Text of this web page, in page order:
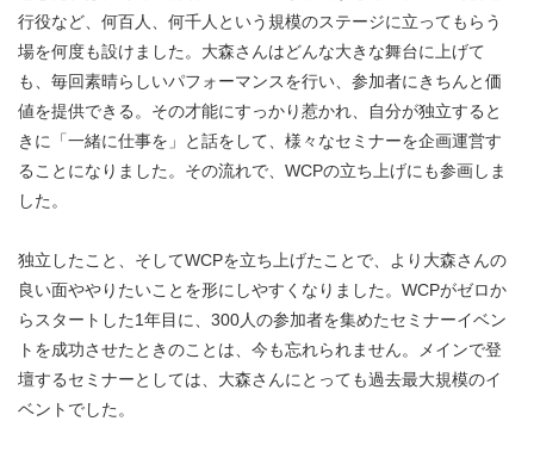
行役など、何百人、何千人という規模のステージに立ってもらう
場を何度も設けました。大森さんはどんな大きな舞台に上げて
も、毎回素晴らしいパフォーマンスを行い、参加者にきちんと価
値を提供できる。その才能にすっかり惹かれ、自分が独立すると
きに「一緒に仕事を」と話をして、様々なセミナーを企画運営す
ることになりました。その流れで、WCPの立ち上げにも参画しま
した。
独立したこと、そしてWCPを立ち上げたことで、より大森さんの
良い面ややりたいことを形にしやすくなりました。WCPがゼロか
らスタートした1年目に、300人の参加者を集めたセミナーイベン
トを成功させたときのことは、今も忘れられません。メインで登
壇するセミナーとしては、大森さんにとっても過去最大規模のイ
ベントでした。